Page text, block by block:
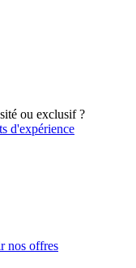
ou exclusif ?
d'expérience
nos offres